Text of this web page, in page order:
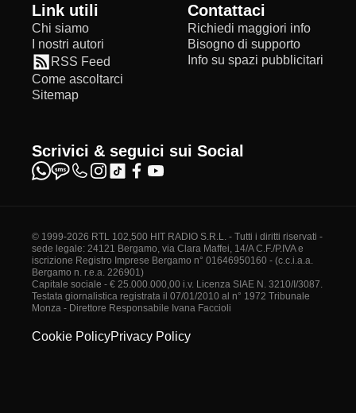
Link utili
Chi siamo
I nostri autori
RSS Feed
Come ascoltarci
Sitemap
Contattaci
Richiedi maggiori info
Bisogno di supporto
Info su spazi pubblicitari
Scrivici & seguici sui Social
© 1999-2026 RTL 102,500 HIT RADIO S.R.L. - Tutti i diritti riservati -
sede legale: 24121 Bergamo, via Clara Maffei, 14/A C.F./P.IVA e
iscrizione Registro Imprese Bergamo n° 01646950160 - (c.c.i.a.a.
Bergamo n. r.e.a. 226901)
Capitale sociale - € 25.000.000,00 i.v. Licenza SIAE N. 3210/I/3087.
Testata giornalistica registrata il 07/01/2010 al n° 1972 Tribunale
Monza - Direttore Responsabile Ivana Faccioli
Cookie PolicyPrivacy Policy